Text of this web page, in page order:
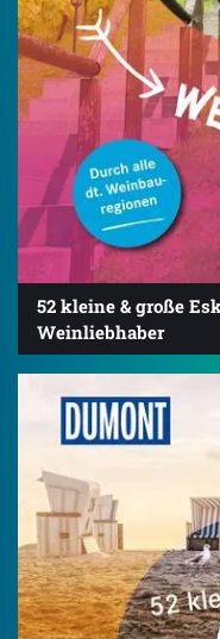
52 kleine & große
Weinliebhaber